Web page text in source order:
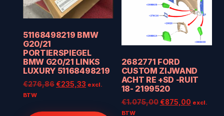
51168498219 BMW
G20/21
PORTIERSPIEGEL
BMW G20/21 LINKS
LUXURY 51168498219
€276,86Oorspronkelijke
€235,33 Huidige
excl.
BTW
2682771 FORD
CUSTOM ZIJWAND
ACHT RE +SD -RUIT
18- 2199520
€1.075,00 Oorspronkelijke
€875,00Huidige
excl.
BTW